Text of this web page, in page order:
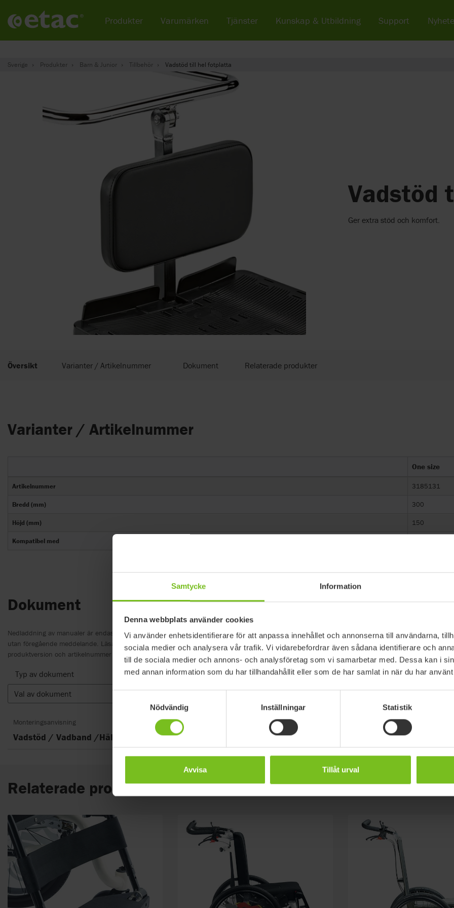
Samtycke Information
Denna webbplats använder cookies
Vi använder enhetsidentifierare för att anpassa innehållet och annonserna till användarna,
sociala medier och analysera vår trafik. Vi vidarebefordrar även sådana identifierare och
till de sociala medier och annons- och analysföretag som vi samarbetar med. Dessa kan i
med annan information som du har tillhandahållit eller som de har samlat in när du har
Nödvändig
Inställningar Statistik
Avvisa Tillåt urval
Sverige Produkter Barn & Junior Tillbehör Vadstöd till hel fotplatta
Vadstöd
Ger extra stöd och komfort.
Översikt Varianter / Artikelnummer Dokument Relaterade produkter
Varianter / Artikelnummer
One size
Artikelnummer 3185131
Bredd (mm) 300
Höjd (mm) 150
Kompatibel med
Dokument
Nedladdning av manualer är endast avsedda för lämpligt ändamål. Produkterna kan komma att ändras
utan föregående meddelande. Läsarens diskretion rekommenderas att säkerställa överensstämmelse med
produktversion och artikelnummer samt lämplig översättning.
Typ av dokument
Val av dokument
Monteringsanvisning
Vadstöd / Vadband /Hälband - 9996097011
Relaterade produkter
Produkter Varumärken Tjänster Kunskap & Utbildning Support